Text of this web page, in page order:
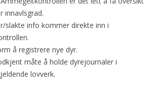
innavlsgrad.
slakte info kommer direkte inn i
å registrere nye dyr.
måte å holde dyrejournaler i
lovverk.